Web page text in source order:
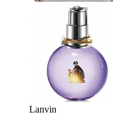
Lanvin